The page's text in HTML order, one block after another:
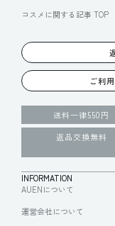
コスメに関する記事 TOP
ご利
送料一律550円
返品交換無料
INFORMATION
AUENについて
運営会社について